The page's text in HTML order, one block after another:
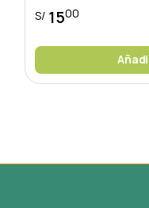
S/ 1500